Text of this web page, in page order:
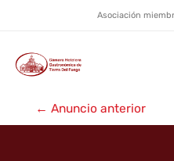
contenido
Asociación
Doble Cero
Navegación
de
← Anuncio anterior